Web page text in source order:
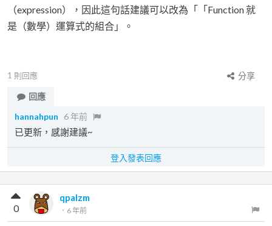
（expression），因此這句話建議可以改為「「Function 就
是（數學）運算式的組合」。
1 則回應
分享
回應
hannahpun
6 年前
已更新，感謝建議~
登入發表回應
qpalzm
． 6 年前
0